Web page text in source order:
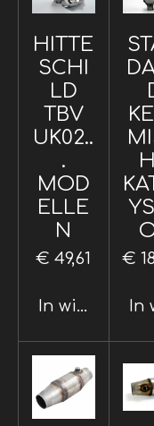
HITTE
SCHI
LD
TBV
UK02..
.
MOD
ELLE
N
€ 49,61
In
€
In